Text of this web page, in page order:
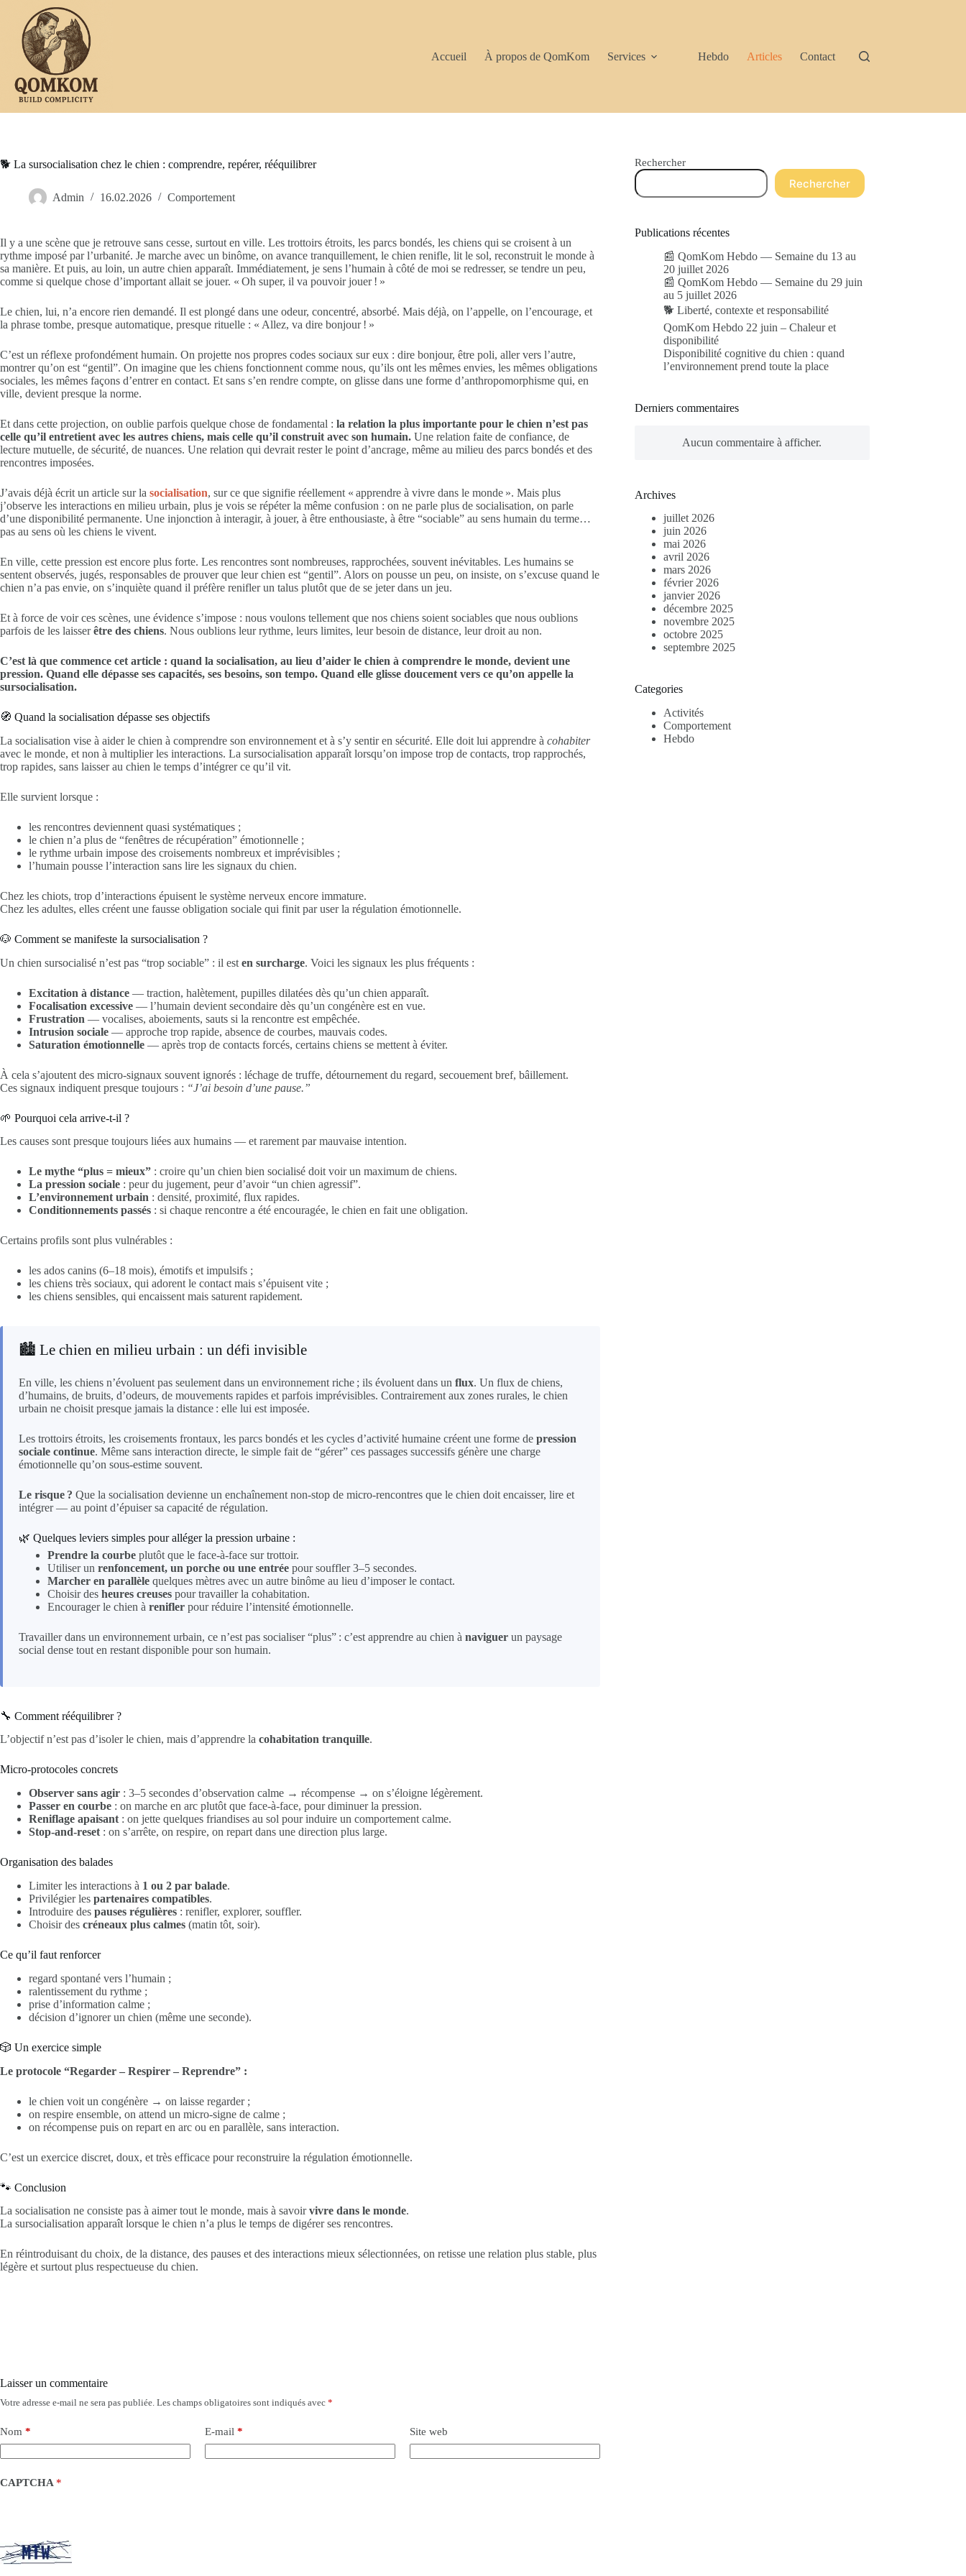
contenu
Accueil À propos de QomKom Services Hebdo Articles Contact
🐕 La sursocialisation chez le chien : comprendre, repérer, rééquilibrer
Admin 16.02.2026 Comportement
Il y a une scène que je retrouve sans cesse, surtout en ville. Les trottoirs étroits, les parcs bondés, les chiens qui se croisent à un
rythme imposé par l’urbanité. Je marche avec un binôme, on avance tranquillement, le chien renifle, lit le sol, reconstruit le monde à
sa manière. Et puis, au loin, un autre chien apparaît. Immédiatement, je sens l’humain à côté de moi se redresser, se tendre un peu,
comme si quelque chose d’important allait se jouer. « Oh super, il va pouvoir jouer ! »
Le chien, lui, n’a encore rien demandé. Il est plongé dans une odeur, concentré, absorbé. Mais déjà, on l’appelle, on l’encourage, et
la phrase tombe, presque automatique, presque rituelle : « Allez, va dire bonjour ! »
C’est un réflexe profondément humain. On projette nos propres codes sociaux sur eux : dire bonjour, être poli, aller vers l’autre,
montrer qu’on est “gentil”. On imagine que les chiens fonctionnent comme nous, qu’ils ont les mêmes envies, les mêmes obligations
sociales, les mêmes façons d’entrer en contact. Et sans s’en rendre compte, on glisse dans une forme d’anthropomorphisme qui, en
ville, devient presque la norme.
Et dans cette projection, on oublie parfois quelque chose de fondamental : la relation la plus importante pour le chien n’est pas
celle qu’il entretient avec les autres chiens, mais celle qu’il construit avec son humain. Une relation faite de confiance, de
lecture mutuelle, de sécurité, de nuances. Une relation qui devrait rester le point d’ancrage, même au milieu des parcs bondés et des
rencontres imposées.
J’avais déjà écrit un article sur la socialisation, sur ce que signifie réellement « apprendre à vivre dans le monde ». Mais plus
j’observe les interactions en milieu urbain, plus je vois se répéter la même confusion : on ne parle plus de socialisation, on parle
d’une disponibilité permanente. Une injonction à interagir, à jouer, à être enthousiaste, à être “sociable” au sens humain du terme…
pas au sens où les chiens le vivent.
En ville, cette pression est encore plus forte. Les rencontres sont nombreuses, rapprochées, souvent inévitables. Les humains se
sentent observés, jugés, responsables de prouver que leur chien est “gentil”. Alors on pousse un peu, on insiste, on s’excuse quand le
chien n’a pas envie, on s’inquiète quand il préfère renifler un talus plutôt que de se jeter dans un jeu.
Et à force de voir ces scènes, une évidence s’impose : nous voulons tellement que nos chiens soient sociables que nous oublions
parfois de les laisserêtre des chiens. Nous oublions leur rythme, leurs limites, leur besoin de distance, leur droit au non.
C’est là que commence cet article : quand la socialisation, au lieu d’aider le chien à comprendre le monde, devient une
pression. Quand elle dépasse ses capacités, ses besoins, son tempo. Quand elle glisse doucement vers ce qu’on appelle la
sursocialisation.
🧭 Quand la socialisation dépasse ses objectifs
La socialisation vise à aider le chien à comprendre son environnement et à s’y sentir en sécurité. Elle doit lui apprendre à cohabiter
avec le monde, et non à multiplier les interactions. La sursocialisation apparaît lorsqu’on impose trop de contacts, trop rapprochés,
trop rapides, sans laisser au chien le temps d’intégrer ce qu’il vit.
Elle survient lorsque :
les rencontres deviennent quasi systématiques ;
le chien n’a plus de “fenêtres de récupération” émotionnelle ;
le rythme urbain impose des croisements nombreux et imprévisibles ;
l’humain pousse l’interaction sans lire les signaux du chien.
Chez les chiots, trop d’interactions épuisent le système nerveux encore immature.
Chez les adultes, elles créent une fausse obligation sociale qui finit par user la régulation émotionnelle.
🐶 Comment se manifeste la sursocialisation ?
Un chien sursocialisé n’est pas “trop sociable” : il est en surcharge. Voici les signaux les plus fréquents :
Excitation à distance — traction, halètement, pupilles dilatées dès qu’un chien apparaît.
Focalisation excessive — l’humain devient secondaire dès qu’un congénère est en vue.
Frustration — vocalises, aboiements, sauts si la rencontre est empêchée.
Intrusion sociale — approche trop rapide, absence de courbes, mauvais codes.
Saturation émotionnelle — après trop de contacts forcés, certains chiens se mettent à éviter.
À cela s’ajoutent des micro-signaux souvent ignorés : léchage de truffe, détournement du regard, secouement bref, bâillement.
Ces signaux indiquent presque toujours : “J’ai besoin d’une pause.”
🌱 Pourquoi cela arrive-t-il ?
Les causes sont presque toujours liées aux humains — et rarement par mauvaise intention.
Le mythe “plus = mieux” : croire qu’un chien bien socialisé doit voir un maximum de chiens.
La pression sociale : peur du jugement, peur d’avoir “un chien agressif”.
L’environnement urbain : densité, proximité, flux rapides.
Conditionnements passés : si chaque rencontre a été encouragée, le chien en fait une obligation.
Certains profils sont plus vulnérables :
les ados canins (6–18 mois), émotifs et impulsifs ;
les chiens très sociaux, qui adorent le contact mais s’épuisent vite ;
les chiens sensibles, qui encaissent mais saturent rapidement.
🏙️ Le chien en milieu urbain : un défi invisible
En ville, les chiens n’évoluent pas seulement dans un environnement riche ; ils évoluent dans un flux. Un flux de chiens,
d’humains, de bruits, d’odeurs, de mouvements rapides et parfois imprévisibles. Contrairement aux zones rurales, le chien
urbain ne choisit presque jamais la distance : elle lui est imposée.
Les trottoirs étroits, les croisements frontaux, les parcs bondés et les cycles d’activité humaine créent une forme de pression
sociale continue. Même sans interaction directe, le simple fait de “gérer” ces passages successifs génère une charge
émotionnelle qu’on sous-estime souvent.
Le risque ? Que la socialisation devienne un enchaînement non-stop de micro-rencontres que le chien doit encaisser, lire et
intégrer — au point d’épuiser sa capacité de régulation.
🌿 Quelques leviers simples pour alléger la pression urbaine :
Prendre la courbe plutôt que le face-à-face sur trottoir.
Utiliser un renfoncement, un porche ou une entrée pour souffler 3–5 secondes.
Marcher en parallèle quelques mètres avec un autre binôme au lieu d’imposer le contact.
Choisir des heures creuses pour travailler la cohabitation.
Encourager le chien à renifler pour réduire l’intensité émotionnelle.
Travailler dans un environnement urbain, ce n’est pas socialiser “plus” : c’est apprendre au chien à naviguer un paysage
social dense tout en restant disponible pour son humain.
🔧 Comment rééquilibrer ?
L’objectif n’est pas d’isoler le chien, mais d’apprendre la cohabitation tranquille.
Micro-protocoles concrets
Observer sans agir : 3–5 secondes d’observation calme → récompense → on s’éloigne légèrement.
Passer en courbe : on marche en arc plutôt que face-à-face, pour diminuer la pression.
Reniflage apaisant : on jette quelques friandises au sol pour induire un comportement calme.
Stop-and-reset : on s’arrête, on respire, on repart dans une direction plus large.
Organisation des balades
Limiter les interactions à 1 ou 2 par balade.
Privilégier les partenaires compatibles.
Introduire des pauses régulières : renifler, explorer, souffler.
Choisir des créneaux plus calmes (matin tôt, soir).
Ce qu’il faut renforcer
regard spontané vers l’humain ;
ralentissement du rythme ;
prise d’information calme ;
décision d’ignorer un chien (même une seconde).
🎲 Un exercice simple
Le protocole “Regarder – Respirer – Reprendre” :
le chien voit un congénère → on laisse regarder ;
on respire ensemble, on attend un micro-signe de calme ;
on récompense puis on repart en arc ou en parallèle, sans interaction.
C’est un exercice discret, doux, et très efficace pour reconstruire la régulation émotionnelle.
🐾 Conclusion
La socialisation ne consiste pas à aimer tout le monde, mais à savoirvivre dans le monde.
La sursocialisation apparaît lorsque le chien n’a plus le temps de digérer ses rencontres.
En réintroduisant du choix, de la distance, des pauses et des interactions mieux sélectionnées, on retisse une relation plus stable, plus
légère et surtout plus respectueuse du chien.
Rechercher
Rechercher
Publications récentes
📰 QomKom Hebdo — Semaine du 13 au
20 juillet 2026
📰 QomKom Hebdo — Semaine du 29 juin
au 5 juillet 2026
🐕 Liberté, contexte et responsabilité
QomKom Hebdo 22 juin – Chaleur et
disponibilité
Disponibilité cognitive du chien : quand
l’environnement prend toute la place
Derniers commentaires
Aucun commentaire à afficher.
Archives
juillet 2026
juin 2026
mai 2026
avril 2026
mars 2026
février 2026
janvier 2026
décembre 2025
novembre 2025
octobre 2025
septembre 2025
Categories
Activités
Comportement
Hebdo
Laisser un commentaire
Votre adresse e-mail ne sera pas publiée. Les champs obligatoires sont indiqués avec *
Nom * E-mail * Site web
CAPTCHA *